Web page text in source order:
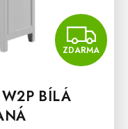
ZDARMA
W2P BÍLÁ